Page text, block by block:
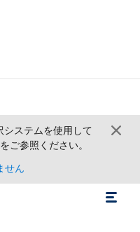
ステムを使用して
をご参照ください。
せん